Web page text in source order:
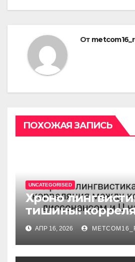
От
ПОХОЖАЯ ЗАПИСЬ
UNCATEGORISED
Хроно
тишины:
между
диссонансом и U
единицу
АПР 16, 2026